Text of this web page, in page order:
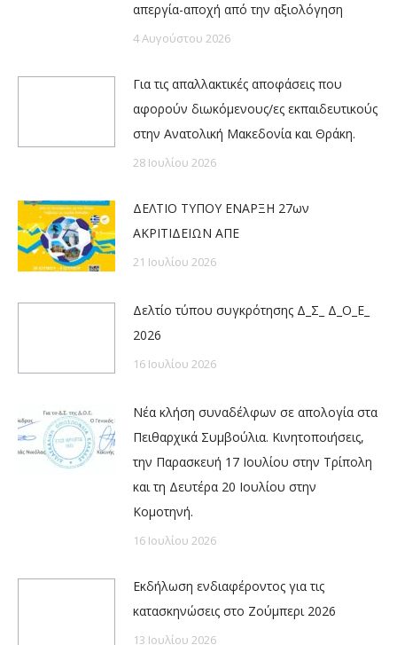
απεργία-αποχή από την αξιολόγηση
4 Αυγούστου 2026
Για τις απαλλακτικές αποφάσεις που
αφορούν διωκόμενους/ες εκπαιδευτικούς
στην Ανατολική Μακεδονία και Θράκη.
28 Ιουλίου 2026
ΔΕΛΤΙΟ ΤΥΠΟΥ ΕΝΑΡΞΗ 27ων
ΑΚΡΙΤΙΔΕΙΩΝ ΑΠΕ
21 Ιουλίου 2026
Δελτίο τύπου συγκρότησης Δ_Σ_ Δ_Ο_Ε_
2026
16 Ιουλίου 2026
Νέα κλήση συναδέλφων σε απολογία στα
Πειθαρχικά Συμβούλια. Κινητοποιήσεις,
την Παρασκευή 17 Ιουλίου στην Τρίπολη
και τη Δευτέρα 20 Ιουλίου στην
Κομοτηνή.
16 Ιουλίου 2026
Εκδήλωση ενδιαφέροντος για τις
κατασκηνώσεις στο Ζούμπερι 2026
13 Ιουλίου 2026